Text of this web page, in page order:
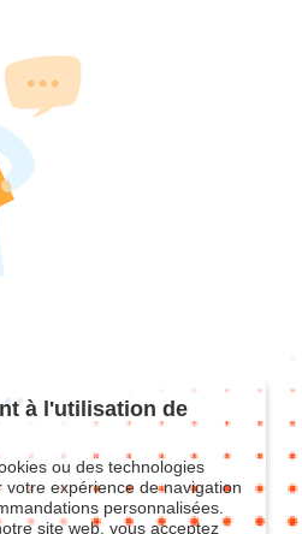
à l'utilisation de
ou des technologies
expérience de navigation
personnalisées.
site web, vous acceptez